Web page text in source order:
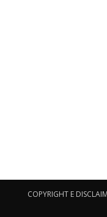
COPYRIGHT E